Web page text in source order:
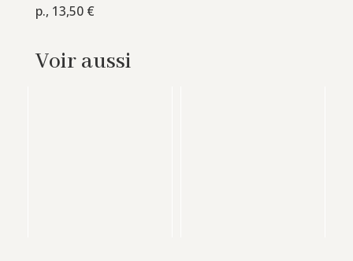
p., 13,50 €
Voir aussi